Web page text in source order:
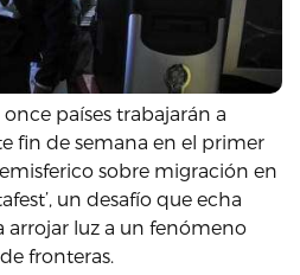
países trabajarán a
fin de semana en el primer
sobre migración en
un desafío que echa
arrojar luz a un fenómeno
fronteras.